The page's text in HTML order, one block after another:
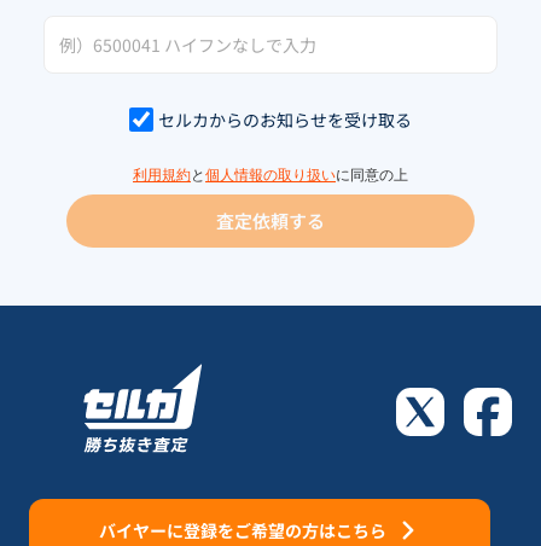
セルカからのお知らせを受け取る
利用規約と 個人情報の取り扱いに同意の上
査定依頼する
バイヤーに登録をご希望の方はこちら